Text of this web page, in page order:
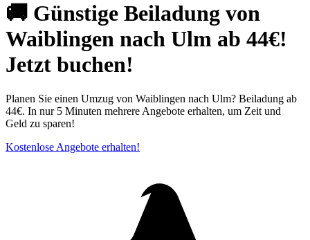
🚚 Günstige Beiladung von
Waiblingen nach Ulm ab 44€!
Jetzt buchen!
Planen Sie einen Umzug von Waiblingen nach Ulm? Beiladung ab
44€. In nur 5 Minuten mehrere Angebote erhalten, um Zeit und
Geld zu sparen!
Kostenlose Angebote erhalten!